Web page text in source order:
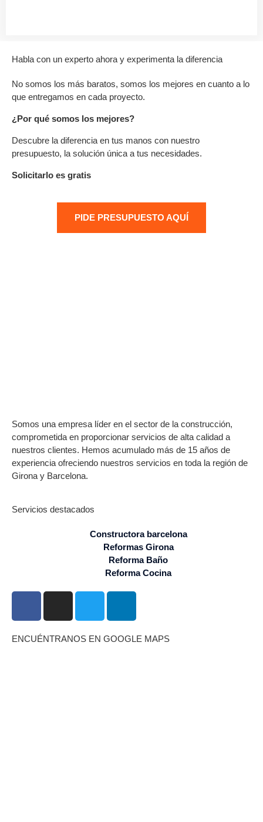
Habla con un experto ahora y experimenta la diferencia
No somos los más baratos, somos los mejores en cuanto a lo
que entregamos en cada proyecto.
¿Por qué somos los mejores?
Descubre la diferencia en tus manos con nuestro
presupuesto, la solución única a tus necesidades.
Solicitarlo es gratis
PIDE PRESUPUESTO AQUÍ
Somos una empresa líder en el sector de la construcción,
comprometida en proporcionar servicios de alta calidad a
nuestros clientes. Hemos acumulado más de 15 años de
experiencia ofreciendo nuestros servicios en toda la región de
Girona y Barcelona.
Servicios destacados
Constructora barcelona
Reformas Girona
Reforma Baño
Reforma Cocina
ENCUÉNTRANOS EN GOOGLE MAPS